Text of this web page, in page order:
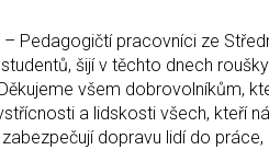
– Pedagogičtí pracovníci ze
šijí v těchto dnech
všem dobrovolníkům,
a lidskosti všech, kteří
zabezpečují dopravu lidí do